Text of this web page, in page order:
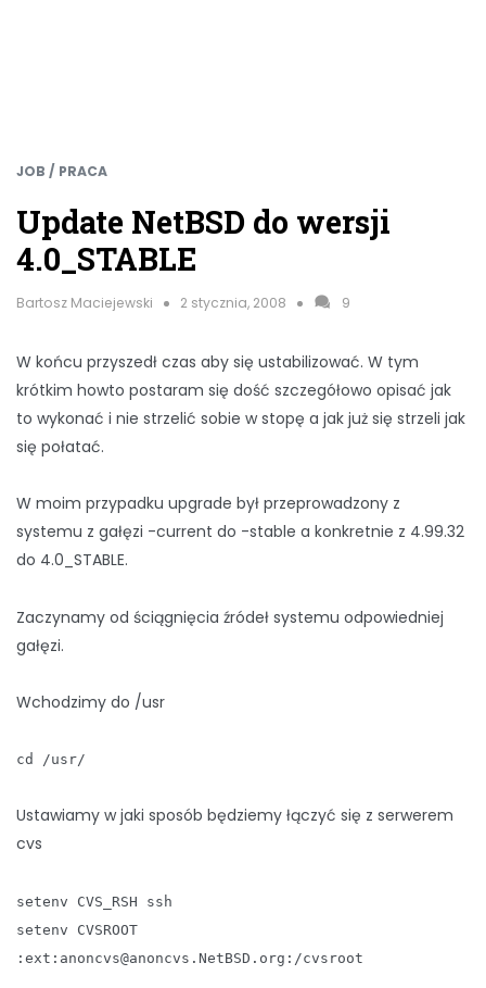
JOB / PRACA
Update NetBSD do wersji
4.0_STABLE
Bartosz Maciejewski 2 stycznia, 2008 9
W końcu przyszedł czas aby się ustabilizować. W tym
krótkim howto postaram się dość szczegółowo opisać jak
to wykonać i nie strzelić sobie w stopę a jak już się strzeli jak
się połatać.
W moim przypadku upgrade był przeprowadzony z
systemu z gałęzi -current do -stable a konkretnie z 4.99.32
do 4.0_STABLE.
Zaczynamy od ściągnięcia źródeł systemu odpowiedniej
gałęzi.
Wchodzimy do /usr
cd /usr/
Ustawiamy w jaki sposób będziemy łączyć się z serwerem
cvs
setenv CVS_RSH ssh
setenv CVSROOT
:ext:anoncvs@anoncvs.NetBSD.org:/cvsroot